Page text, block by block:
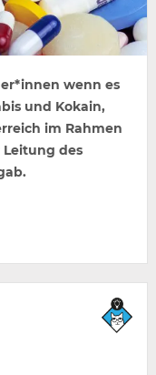
wenn es
und Kokain,
im Rahmen
Leitung des